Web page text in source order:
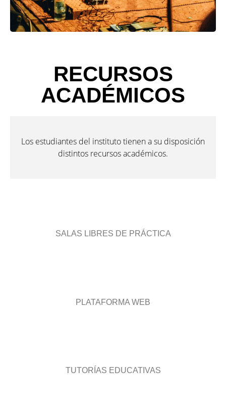
RECURSOS
ACADÉMICOS
Los estudiantes del instituto tienen a su disposición
distintos recursos académicos.
SALAS LIBRES DE PRÁCTICA
PLATAFORMA WEB
TUTORÍAS EDUCATIVAS